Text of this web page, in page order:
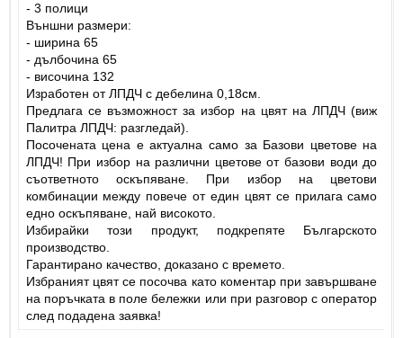
- 3 полици
Външни размери:
- ширина 65
- дълбочина 65
- височина 132
Изработен от ЛПДЧ с дебелина 0,18см.
Предлага се възможност за избор на цвят на ЛПДЧ (виж
Палитра ЛПДЧ: разгледай).
Посочената цена е актуална само за Базови цветове на
ЛПДЧ! При избор на различни цветове от базови води до
съответното оскъпяване. При избор на цветови
комбинации между повече от един цвят се прилага само
едно оскъпяване, най високото.
Избирайки този продукт, подкрепяте Българското
производство.
Гарантирано качество, доказано с времето.
Избраният цвят се посочва като коментар при завършване
на поръчката в поле бележки или при разговор с оператор
след подадена заявка!